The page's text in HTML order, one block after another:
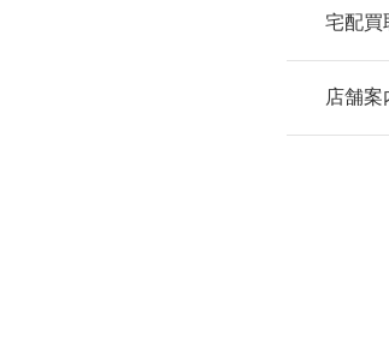
宅配買
店舗案